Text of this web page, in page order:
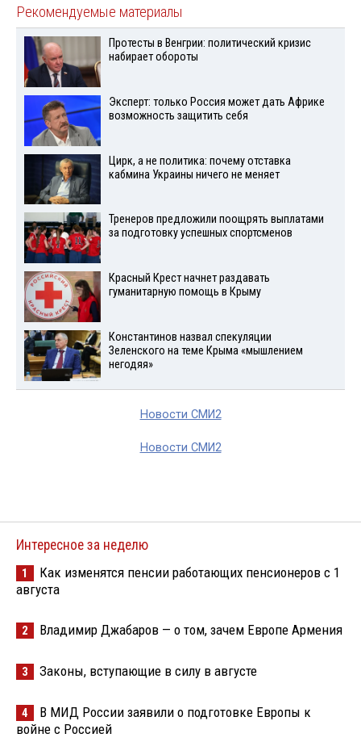
Рекомендуемые материалы
Протесты в Венгрии: политический кризис
набирает обороты
Эксперт: только Россия может дать Африке
возможность защитить себя
Цирк, а не политика: почему отставка
кабмина Украины ничего не меняет
Тренеров предложили поощрять выплатами
за подготовку успешных спортсменов
Красный Крест начнет раздавать
гуманитарную помощь в Крыму
Константинов назвал спекуляции
Зеленского на теме Крыма «мышлением
негодяя»
Новости СМИ2
Новости СМИ2
Интересное за неделю
1
Как изменятся пенсии работающих пенсионеров с 1
августа
2 Владимир Джабаров — о том, зачем Европе Армения
3 Законы, вступающие в силу в августе
4
В МИД России заявили о подготовке Европы к
войне с Россией